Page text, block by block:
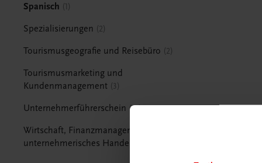
Spanisch 1
Spezialisierungen 2
Tourismusgeografie und Reisebüro 2
Tourismusmarketing und
Kundenmanagement
3
Unternehmerführerschein 15
Wirtschaft, Finanzmanagement und
unternehmerisches Handeln